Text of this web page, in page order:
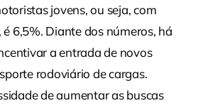
jovens, ou seja, com
6,5%. Diante dos números, há
a entrada de novos
rodoviário de cargas.
de aumentar as buscas